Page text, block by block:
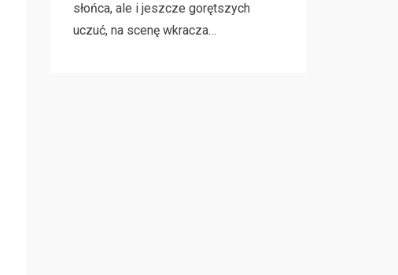
słońca, ale i jeszcze gorętszych
uczuć, na scenę wkracza…